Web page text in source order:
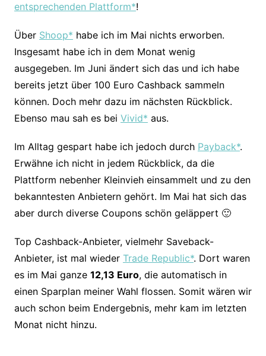
entsprechenden Plattform*!
Über Shoop* habe ich im Mai nichts erworben.
Insgesamt habe ich in dem Monat wenig
ausgegeben. Im Juni ändert sich das und ich habe
bereits jetzt über 100 Euro Cashback sammeln
können. Doch mehr dazu im nächsten Rückblick.
Ebenso mau sah es bei Vivid* aus.
Im Alltag gespart habe ich jedoch durch Payback*.
Erwähne ich nicht in jedem Rückblick, da die
Plattform nebenher Kleinvieh einsammelt und zu den
bekanntesten Anbietern gehört. Im Mai hat sich das
aber durch diverse Coupons schön geläppert 🙂
Top Cashback-Anbieter, vielmehr Saveback-
Anbieter, ist mal wieder Trade Republic*. Dort waren
es im Mai ganze 12,13 Euro, die automatisch in
einen Sparplan meiner Wahl flossen. Somit wären wir
auch schon beim Endergebnis, mehr kam im letzten
Monat nicht hinzu.